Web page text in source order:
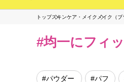
トップスキンケア・メイク メイク（ブ
#均一にフィ
#パウダー #パフ